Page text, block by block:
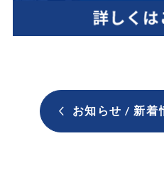
お知らせ / 新着